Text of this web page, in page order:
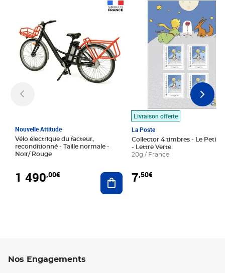
Nouvelle Attitude
Vélo électrique du facteur,
reconditionné - Taille normale -
Noir/ Rouge
1 490,00€ Ajouter au panier
Livraison offerte
La Poste
Collector 4 timbres - Le Petit
- Lettre Verte
20g / France
7,50€
Prix 7,50€
Nos Engagements